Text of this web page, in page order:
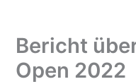
Bericht
Open 2022